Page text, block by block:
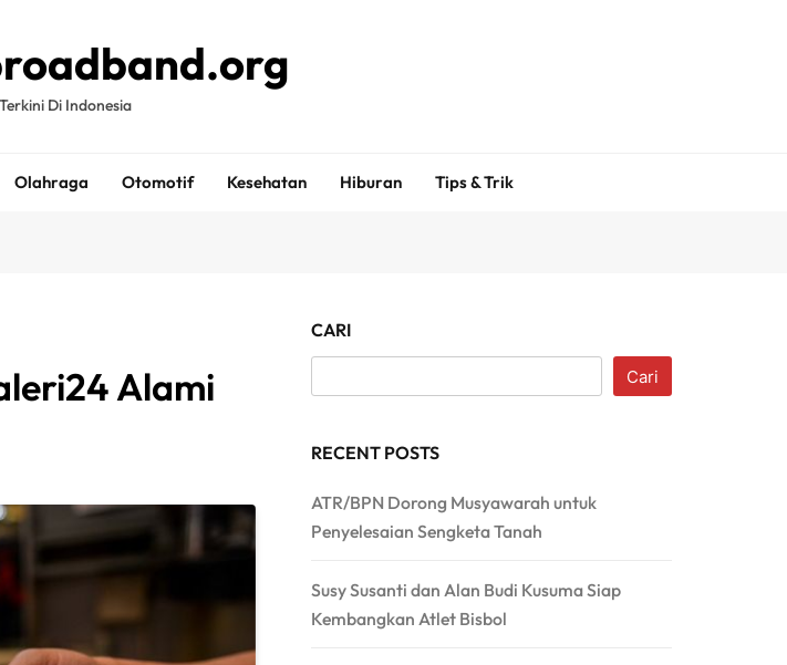
Di Indonesia
Olahraga Otomotif Kesehatan Hiburan Tips & Trik
Alami
CARI
Cari
RECENT POSTS
ATR/BPN Dorong Musyawarah untuk
Penyelesaian Sengketa Tanah
Susy Susanti dan Alan Budi Kusuma Siap
Kembangkan Atlet Bisbol